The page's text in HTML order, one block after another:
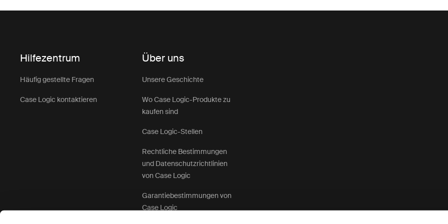
Hilfezentrum
Häufig gestellte Fragen
Case Logic kontaktieren
Über uns
Unsere Geschichte
Wo Case Logic-Produkte zu
kaufen sind
Case Logic-Stellen
Rechtliche Bestimmungen
und Datenschutzrichtlinien
von Case Logic
Garantiebestimmungen von
Case Logic